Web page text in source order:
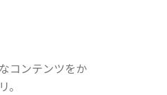
コンテンツをか